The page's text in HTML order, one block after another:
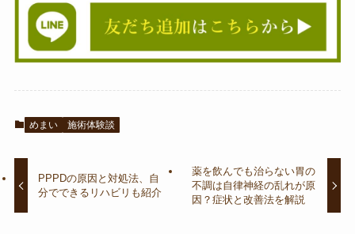
めまい 施術体験談
PPPDの原因と対処法、自
分でできるリハビリも紹介
薬を飲んでも治らない胃の
不調は自律神経の乱れが原
因？症状と改善法を解説